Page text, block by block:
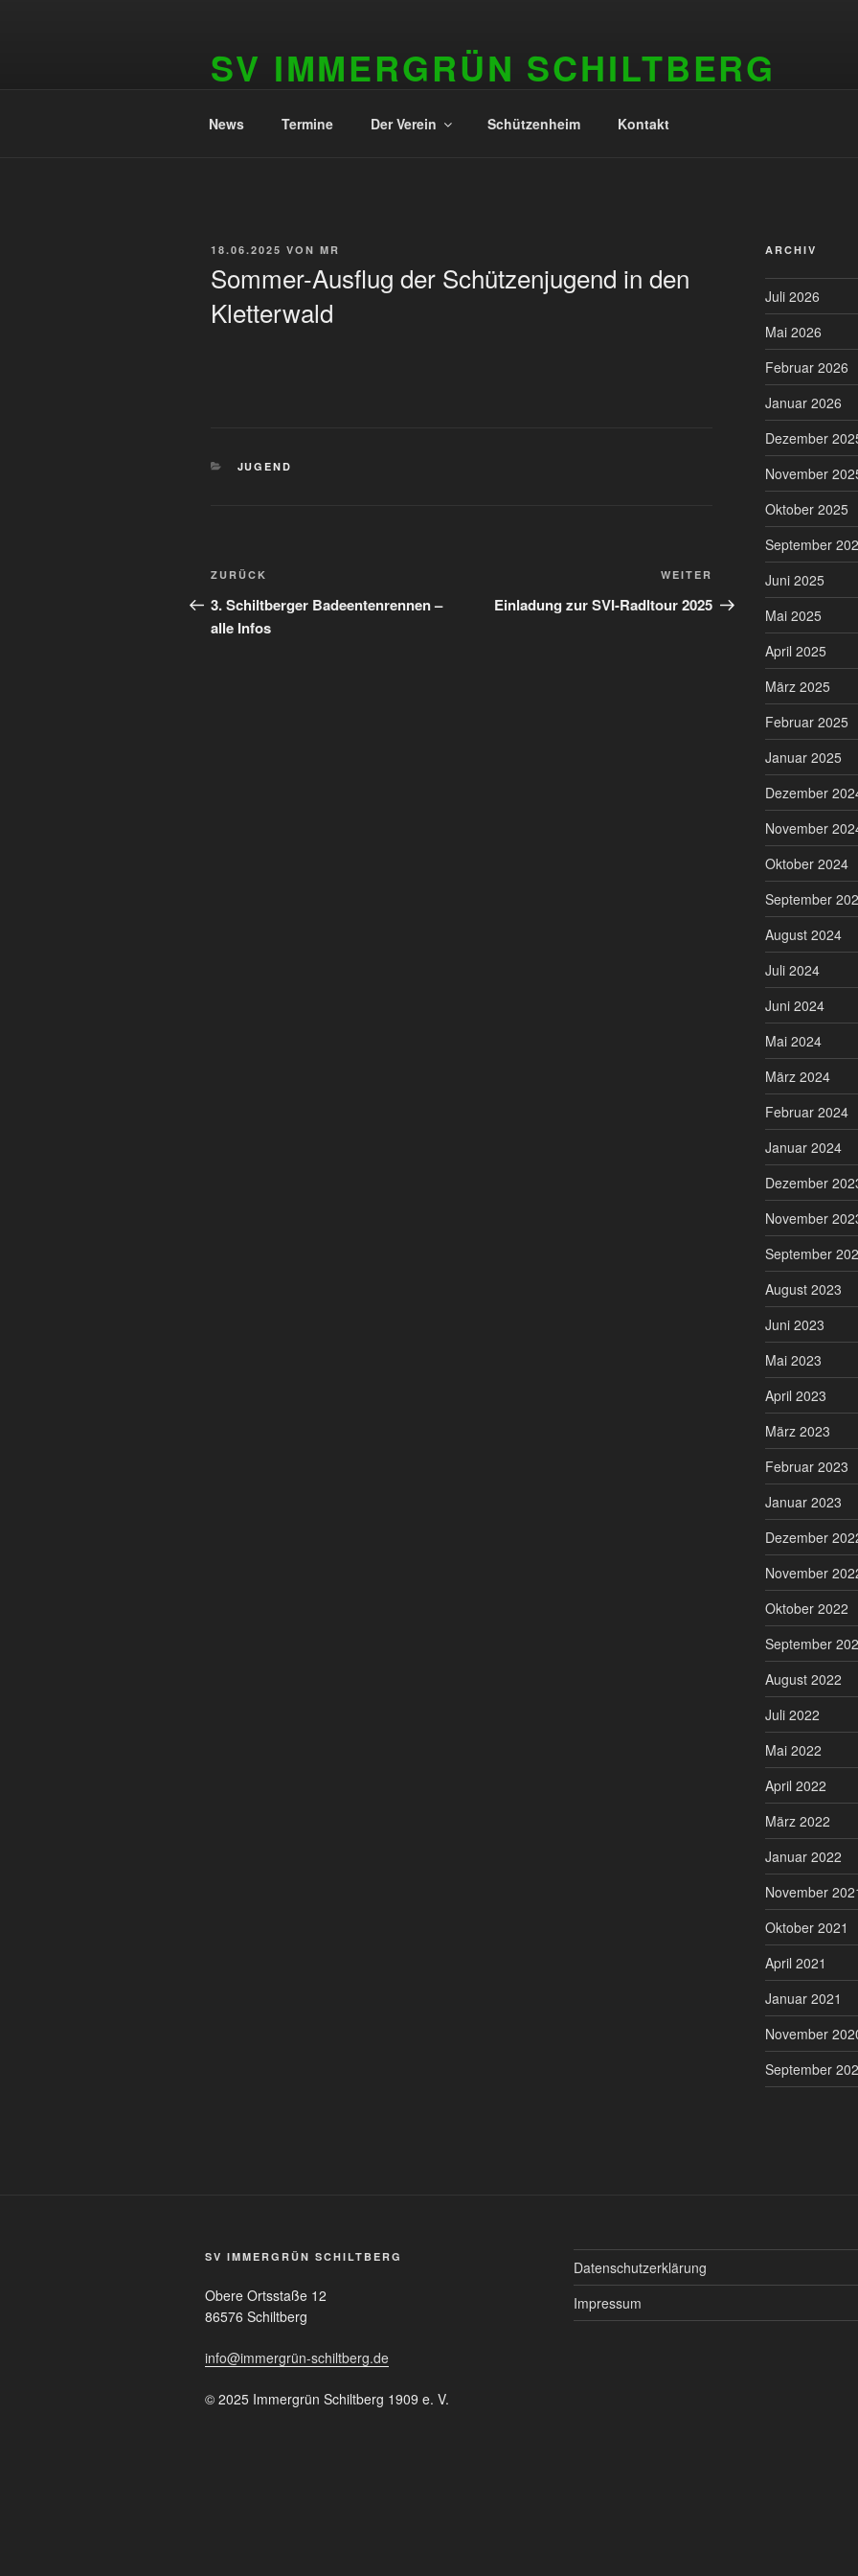
SV IMMERGRÜN SCHILTBERG
News Termine Der Verein Schützenheim Kontakt
VERÖFFENTLICHT
18.06.2025 VON MR
Sommer-Ausflug der Schützenjugend in den
Kletterwald
KATEGORIEN
JUGEND
Beitragsnavigation
Vorheriger
Beitrag
ZURÜCK
3. Schiltberger Badeentenrennen –
alle Infos
Nächster
Beitrag
WEITER
Einladung zur SVI-Radltour 2025
ARCHIV
Juli 2026
Mai 2026
Februar 2026
Januar 2026
Dezember
November
Oktober 2025
September
Juni 2025
Mai 2025
April 2025
März 2025
Februar 2025
Januar 2025
Dezember
November
Oktober 2024
September
August 2024
Juli 2024
Juni 2024
Mai 2024
März 2024
Februar 2024
Januar 2024
Dezember
November
September
August 2023
Juni 2023
Mai 2023
April 2023
März 2023
Februar 2023
Januar 2023
Dezember
November
Oktober 2022
September
August 2022
Juli 2022
Mai 2022
April 2022
März 2022
Januar 2022
November
Oktober 2021
April 2021
Januar 2021
November
September
SV IMMERGRÜN SCHILTBERG
Obere Ortsstaße 12
86576 Schiltberg
info@immergrün-schiltberg.de
© 2025 Immergrün Schiltberg 1909 e. V.
Datenschutzerklärung
Impressum